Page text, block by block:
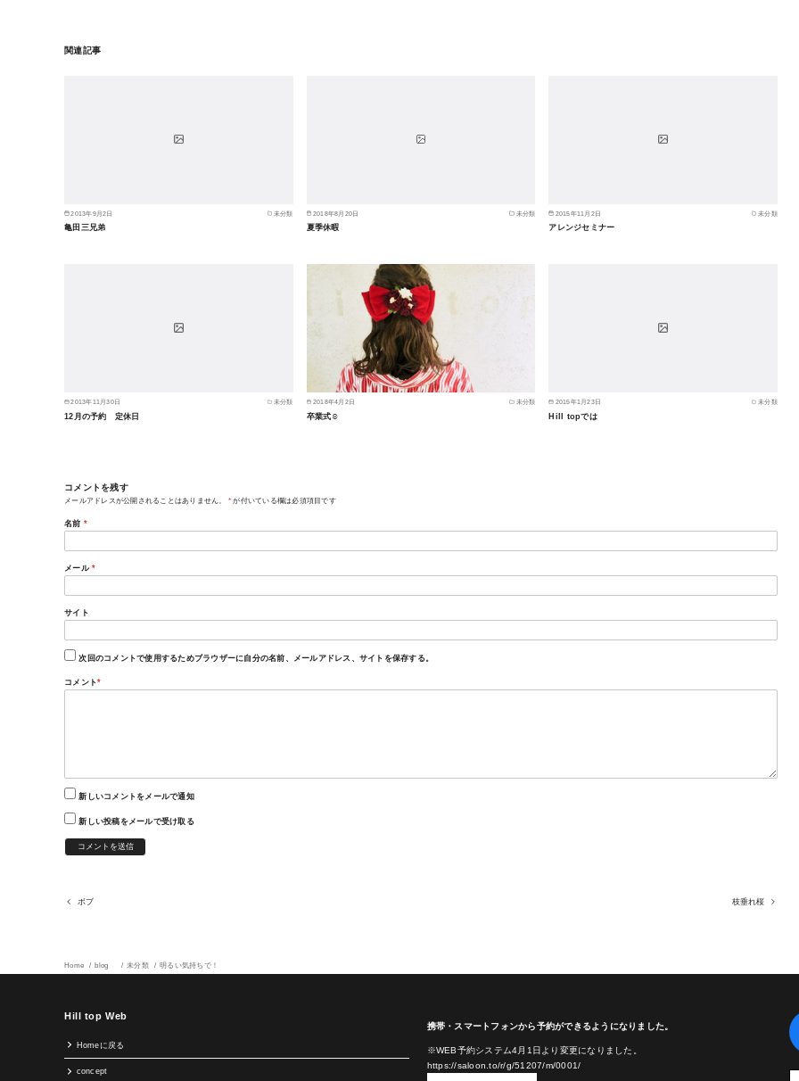
関連記事
2013年9月2日 未分類
亀田三兄弟
2018年8月20日 未分類
夏季休暇
2015年11月2日 未分類
アレンジセミナー
2013年11月30日 未分類
12月の予約 定休日
2018年4月2日 未分類
卒業式☺︎
2015年1月23日 未分類
Hill topでは
コメントを残す
メールアドレスが公開されることはありません。 * が付いている欄は必須項目です
名前 *
メール *
サイト
次回のコメントで使用するためブラウザーに自分の名前、メールアドレス、サイトを保存する。
コメント*
新しいコメントをメールで通知
新しい投稿をメールで受け取る
ボブ 枝垂れ桜
Home blog 未分類 明るい気持ちで！
Hill top Web
Homeに戻る
concept
携帯・スマートフォンから予約ができるようになりました。
※WEB予約システム4月1日より変更になりました。
https://saloon.to/r/g/51207/m/0001/